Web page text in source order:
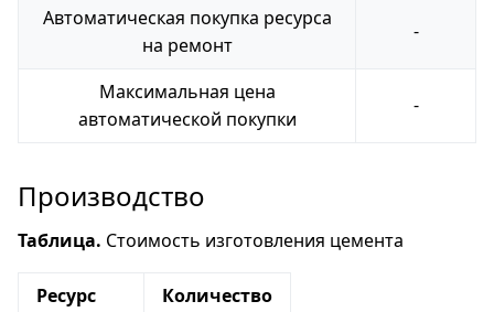
Автоматическая покупка ресурса
на ремонт
-
Максимальная цена
автоматической покупки
-
Производство
Таблица. Стоимость изготовления цемента
Ресурс
Количество